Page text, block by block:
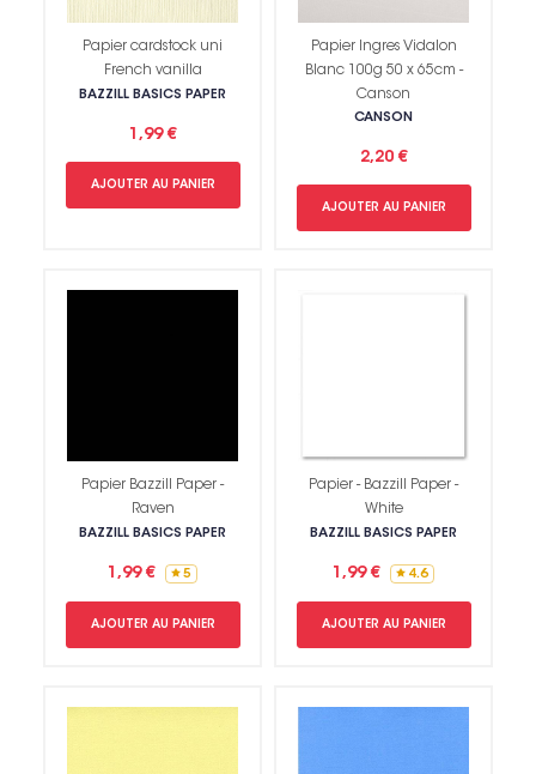
Papier cardstock uni
French vanilla
BAZZILL BASICS PAPER
1,99 €
AJOUTER AU PANIER
Papier Ingres Vidalon
Blanc 100g 50 x 65cm -
Canson
CANSON
2,20 €
AJOUTER AU PANIER
Papier Bazzill Paper -
Raven
BAZZILL BASICS PAPER
1,99 € 5
AJOUTER AU PANIER
Papier - Bazzill Paper -
White
BAZZILL BASICS PAPER
1,99 € 4.6
AJOUTER AU PANIER